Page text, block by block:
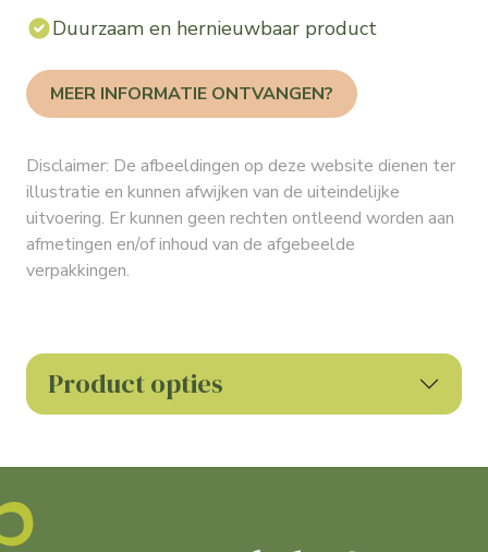
Duurzaam en hernieuwbaar product
MEER INFORMATIE ONTVANGEN?
Disclaimer: De afbeeldingen op deze website dienen ter
illustratie en kunnen afwijken van de uiteindelijke
uitvoering. Er kunnen geen rechten ontleend worden aan
afmetingen en/of inhoud van de afgebeelde
verpakkingen.
Product opties